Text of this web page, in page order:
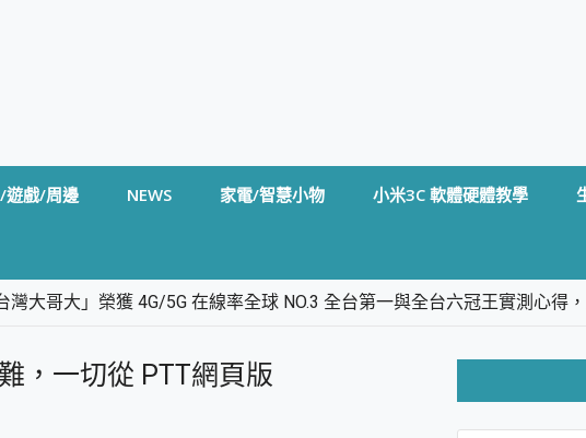
遊戲/周邊 NEWS 家電/智慧小物 小米3C 軟體硬體教學
大哥大」榮獲 4G/5G 在線率全球 NO.3 全台第一與全台六冠王實測心得
的 FireCuda X1070 SSD 固態硬碟開箱 評測
無線設計 SpotCam Solo Eco 太陽能防水雲端攝影機 SpotCam Solo 3
，一切從 PTT網頁版